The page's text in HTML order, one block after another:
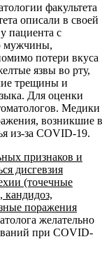
факультета
описали в своей
пациента с
мужчины,
потери вкуса
язвы во рту,
трещины и
Для оценки
Медики
возникшие в
из-за COVID-19.
признаков и
дисгевзия
(точечные
кандидоз,
поражения
желательно
при СOVID-